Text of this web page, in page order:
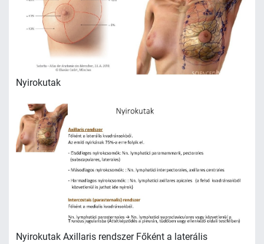
Nyirokutak
Nyirokutak Axillaris rendszer Főként a laterális